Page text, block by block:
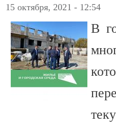
15 октября, 2021 - 12:54
В